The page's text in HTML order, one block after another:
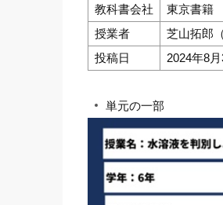
教科書会社
東京書籍
授業者
芝山拓郎
投稿日
2024年8
単元の一部